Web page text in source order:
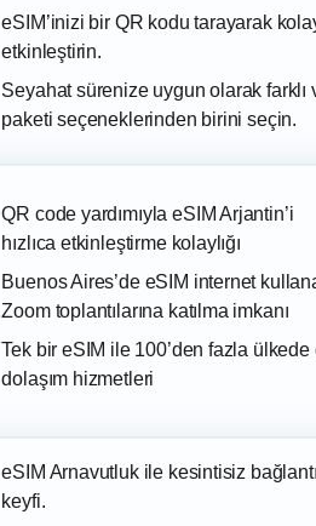
eSIM’inizi bir QR kodu tarayarak
etkinleştirin.
Seyahat sürenize uygun olarak farklı
paketi seçeneklerinden birini seçin.
QR code yardımıyla eSIM Arjantin’i
hızlıca etkinleştirme kolaylığı
Buenos Aires’de eSIM internet
Zoom toplantılarına katılma imkanı
Tek bir eSIM ile 100’den fazla ülkede
dolaşım hizmetleri
eSIM Arnavutluk ile kesintisiz bağlantı
keyfi.